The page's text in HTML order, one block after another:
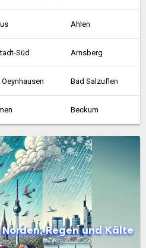
Ahlen
Süd Arnsberg
Bad Salzuflen
Beckum
Gladbach Bergkamen
Bochum
Bornheim
Brühl
Regen und Kälte